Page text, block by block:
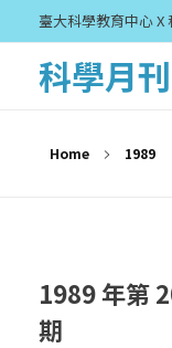
臺大科學教育中心 X
科學月
Home 1989
1989 年第
期